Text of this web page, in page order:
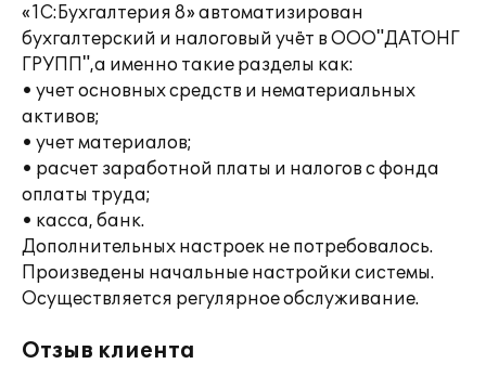
«1С:Бухгалтерия 8» автоматизирован
бухгалтерский и налоговый учёт в ООО"ДАТОНГ
ГРУПП",а именно такие разделы как:
• учет основных средств и нематериальных
активов;
• учет материалов;
• расчет заработной платы и налогов с фонда
оплаты труда;
• касса, банк.
Дополнительных настроек не потребовалось.
Произведены начальные настройки системы.
Осуществляется регулярное обслуживание.
Отзыв клиента